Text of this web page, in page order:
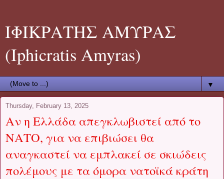
ΙΦΙΚΡΑΤΗΣ ΑΜΥΡΑΣ
(Iphicratis Amyras)
▼
Thursday, February 13, 2025
Αν η Ελλάδα απεγκλωβιστεί από το
ΝΑΤΟ, για να επιβιώσει θα
αναγκαστεί να εμπλακεί σε σκιώδεις
πολέμους με τα όμορα νατοϊκά κράτη